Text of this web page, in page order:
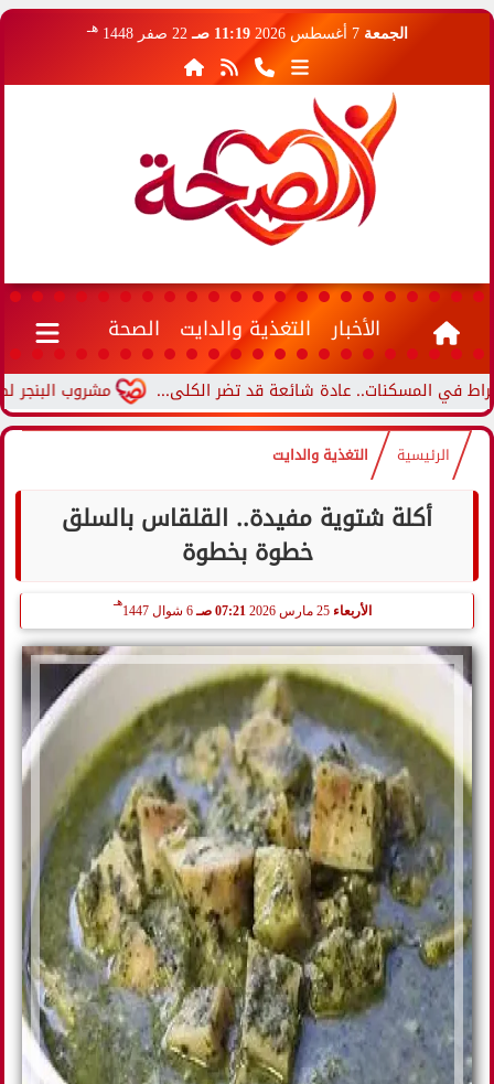
الجمعة 7 أغسطس 2026 11:19 صـ 22 صفر 1448 هـ
الأخبار التغذية والدايت الصحة
مشروب البنجر لصحة المسكنات.. عادة شائعة قد تضر الكلى...
الرئيسية التغذية والدايت
أكلة شتوية مفيدة.. القلقاس بالسلق
خطوة بخطوة
الأربعاء 07:21 صـ 6 شوال 1447
هـ